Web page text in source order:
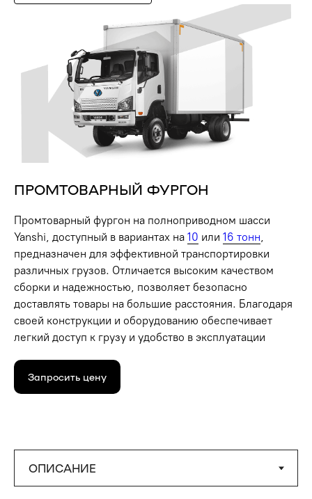
+7
Нажимая на кнопку вы соглашаетесь с правилами
обработки персональных данных
ПРОМТОВАРНЫЙ ФУРГОН
Промтоварный фургон на полноприводном шасси
Yanshi, доступный в вариантах на 10 или 16 тонн,
предназначен для эффективной транспортировки
различных грузов. Отличается высоким качеством
сборки и надежностью, позволяет безопасно
доставлять товары на большие расстояния. Благодаря
своей конструкции и оборудованию обеспечивает
легкий доступ к грузу и удобство в эксплуатации
Запросить цену